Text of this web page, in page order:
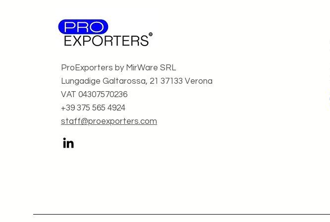
ProExporters by MirWare SRL
Lungadige Galtarossa, 21 37133 Verona
VAT 04307570236
+39 375 565 4924
staff@proexporters.com